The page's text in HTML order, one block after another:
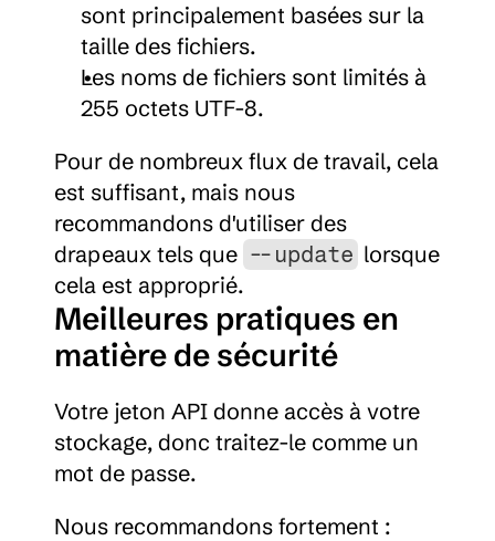
sont principalement basées sur la
taille des fichiers.
Les noms de fichiers sont limités à
255 octets UTF-8.
Pour de nombreux flux de travail, cela
est suffisant, mais nous
recommandons d'utiliser des
drapeaux tels que --update lorsque
cela est approprié.
Meilleures pratiques en
matière de sécurité
Votre jeton API donne accès à votre
stockage, donc traitez-le comme un
mot de passe.
Nous recommandons fortement :